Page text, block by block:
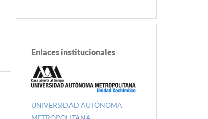
Enlaces institucionales
UNIVERSIDAD AUTÓNOMA